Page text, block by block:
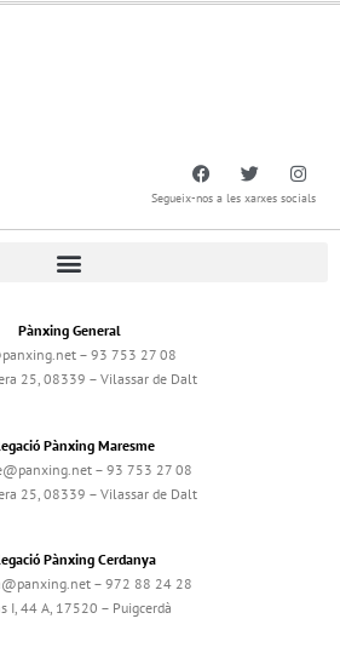
Segueix-nos a les xarxes socials
Pànxing General
– 93 753 27 08
25, 08339 – Vilassar de Dalt
Pànxing Maresme
– 93 753 27 08
25, 08339 – Vilassar de Dalt
Pànxing Cerdanya
– 972 88 24 28
I, 44 A, 17520 – Puigcerdà